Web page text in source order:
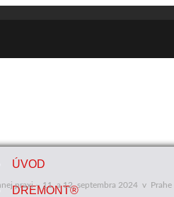
praxi – 11. a 12. septembra 2024 v Prahe
ÚVOD
DREMONT®